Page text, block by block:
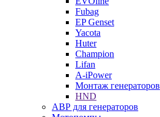
Fubag
EP Genset
Yacota
Huter
Champion
Lifan
A-iPower
Монтаж генераторов
HND
АВР для генераторов